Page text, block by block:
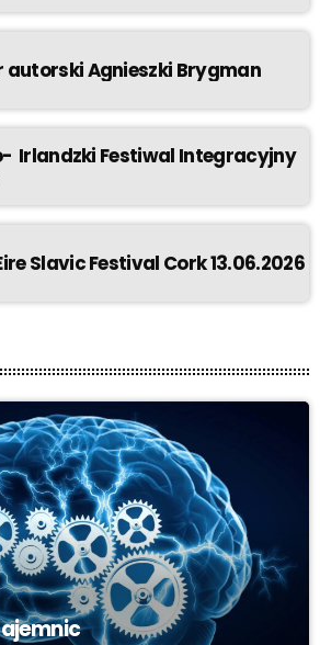
autorski Agnieszki Brygman
Irlandzki Festiwal Integracyjny
Slavic Festival Cork 13.06.2026